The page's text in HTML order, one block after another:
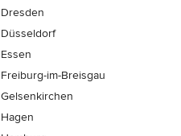
Dresden
Düsseldorf
Essen
Freiburg-im-Breisgau
Gelsenkirchen
Hagen